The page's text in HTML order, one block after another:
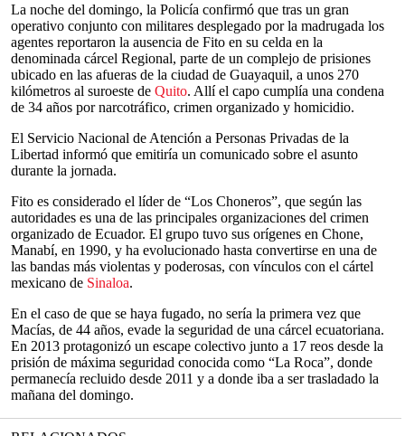
La noche del domingo, la Policía confirmó que tras un gran
operativo conjunto con militares desplegado por la madrugada los
agentes reportaron la ausencia de Fito en su celda en la
denominada cárcel Regional, parte de un complejo de prisiones
ubicado en las afueras de la ciudad de Guayaquil, a unos 270
kilómetros al suroeste de Quito. Allí el capo cumplía una condena
de 34 años por narcotráfico, crimen organizado y homicidio.
El Servicio Nacional de Atención a Personas Privadas de la
Libertad informó que emitiría un comunicado sobre el asunto
durante la jornada.
Fito es considerado el líder de “Los Choneros”, que según las
autoridades es una de las principales organizaciones del crimen
organizado de Ecuador. El grupo tuvo sus orígenes en Chone,
Manabí, en 1990, y ha evolucionado hasta convertirse en una de
las bandas más violentas y poderosas, con vínculos con el cártel
mexicano de Sinaloa.
En el caso de que se haya fugado, no sería la primera vez que
Macías, de 44 años, evade la seguridad de una cárcel ecuatoriana.
En 2013 protagonizó un escape colectivo junto a 17 reos desde la
prisión de máxima seguridad conocida como “La Roca”, donde
permanecía recluido desde 2011 y a donde iba a ser trasladado la
mañana del domingo.